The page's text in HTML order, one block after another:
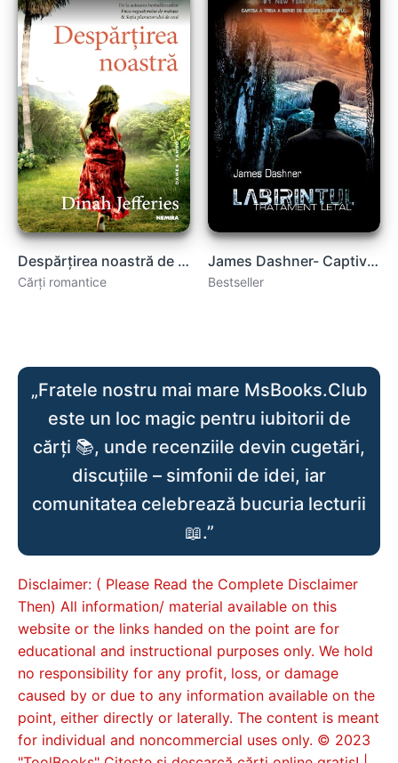
Despărțirea noastră de Dinah Jefferies carte .PDF
Cărți romantice
James Dashner- Captiv în labirint .PDF
Bestseller
„Fratele nostru mai mare MsBooks.Club
este un loc magic pentru iubitorii de
cărți 📚, unde recenziile devin cugetări,
discuțiile – simfonii de idei, iar
comunitatea celebrează bucuria lecturii
📖.”
Disclaimer: ( Please Read the Complete Disclaimer
Then) All information/ material available on this
website or the links handed on the point are for
educational and instructional purposes only. We hold
no responsibility for any profit, loss, or damage
caused by or due to any information available on the
point, either directly or laterally. The content is meant
for individual and noncommercial uses only. © 2023